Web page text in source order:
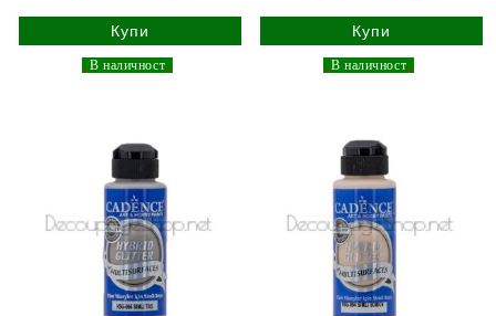
В наличност В наличност